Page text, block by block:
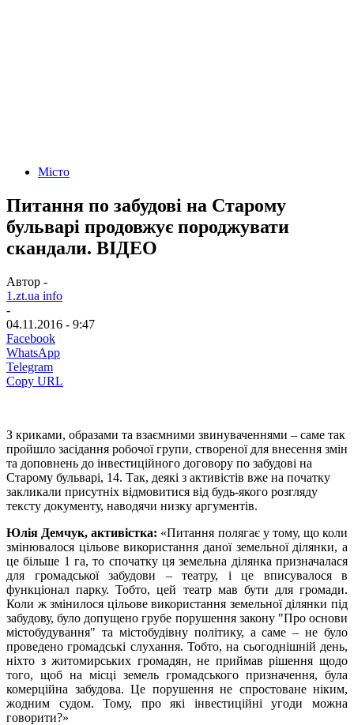
Місто
Питання по забудові на Старому
бульварі продовжує породжувати
скандали. ВІДЕО
Автор -
1.zt.ua info
-
04.11.2016 - 9:47
Facebook
WhatsApp
Telegram
Copy URL
З криками, образами та взаємними звинуваченнями – саме так
пройшло засідання робочої групи, створеної для внесення змін
та доповнень до інвестиційного договору по забудові на
Старому бульварі, 14. Так, деякі з активістів вже на початку
закликали присутніх відмовитися від будь-якого розгляду
тексту документу, наводячи низку аргументів.
Юлія Демчук, активістка: «Питання полягає у тому, що коли
змінювалося цільове використання даної земельної ділянки, а
це більше 1 га, то спочатку ця земельна ділянка призначалася
для громадської забудови – театру, і це вписувалося в
функціонал парку. Тобто, цей театр мав бути для громади.
Коли ж змінилося цільове використання земельної ділянки під
забудову, було допущено грубе порушення закону "Про основи
містобудування" та містобудівну політику, а саме – не було
проведено громадські слухання. Тобто, на сьогоднішній день,
ніхто з житомирських громадян, не приймав рішення щодо
того, щоб на місці земель громадського призначення, була
комерційна забудова. Це порушення не спростоване ніким,
жодним судом. Тому, про які інвестиційні угоди можна
говорити?»